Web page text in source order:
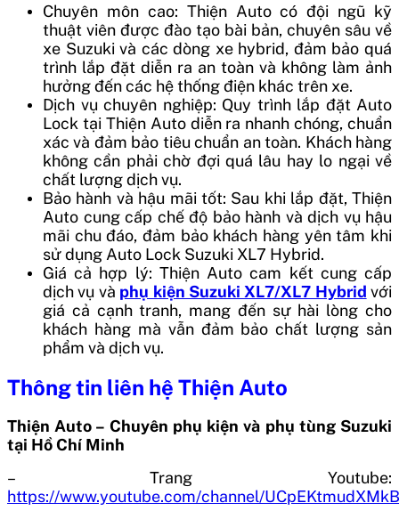
Chuyên môn cao: Thiện Auto có đội ngũ kỹ
thuật viên được đào tạo bài bản, chuyên sâu về
xe Suzuki và các dòng xe hybrid, đảm bảo quá
trình lắp đặt diễn ra an toàn và không làm ảnh
hưởng đến các hệ thống điện khác trên xe.
Dịch vụ chuyên nghiệp: Quy trình lắp đặt Auto
Lock tại Thiện Auto diễn ra nhanh chóng, chuẩn
xác và đảm bảo tiêu chuẩn an toàn. Khách hàng
không cần phải chờ đợi quá lâu hay lo ngại về
chất lượng dịch vụ.
Bảo hành và hậu mãi tốt: Sau khi lắp đặt, Thiện
Auto cung cấp chế độ bảo hành và dịch vụ hậu
mãi chu đáo, đảm bảo khách hàng yên tâm khi
sử dụng Auto Lock Suzuki XL7 Hybrid.
Giá cả hợp lý: Thiện Auto cam kết cung cấp
dịch vụ và phụ kiện Suzuki XL7/XL7 Hybrid với
giá cả cạnh tranh, mang đến sự hài lòng cho
khách hàng mà vẫn đảm bảo chất lượng sản
phẩm và dịch vụ.
Thông tin liên hệ Thiện Auto
Thiện Auto – Chuyên phụ kiện và phụ tùng Suzuki
tại Hồ Chí Minh
– Trang Youtube:
https://www.youtube.com/channel/